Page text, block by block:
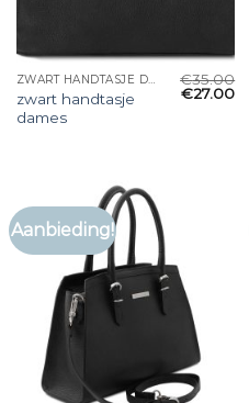
ZWART HANDTASJE DAMES
zwart handtasje
dames
€35.00
€27.00
Aanbieding!